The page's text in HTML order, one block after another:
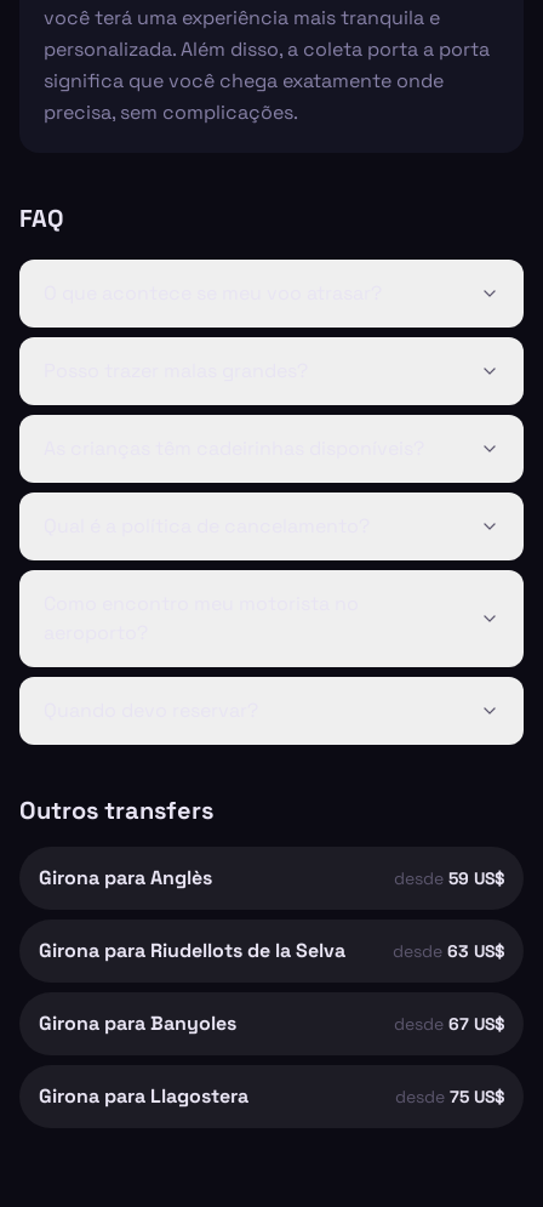
você terá uma experiência mais tranquila e
personalizada. Além disso, a coleta porta a porta
significa que você chega exatamente onde
precisa, sem complicações.
FAQ
Outros transfers
Girona para Anglès desde 59 US$
Girona para Riudellots de la Selva desde 63 US$
Girona para Banyoles desde 67 US$
Girona para Llagostera desde 75 US$